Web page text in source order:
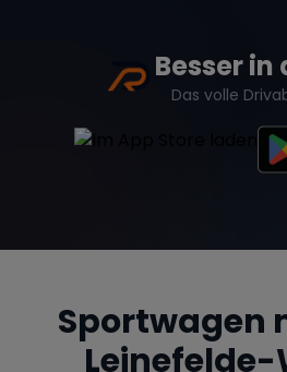
Besser in
Das volle
Sportwagen
Leinefelde-